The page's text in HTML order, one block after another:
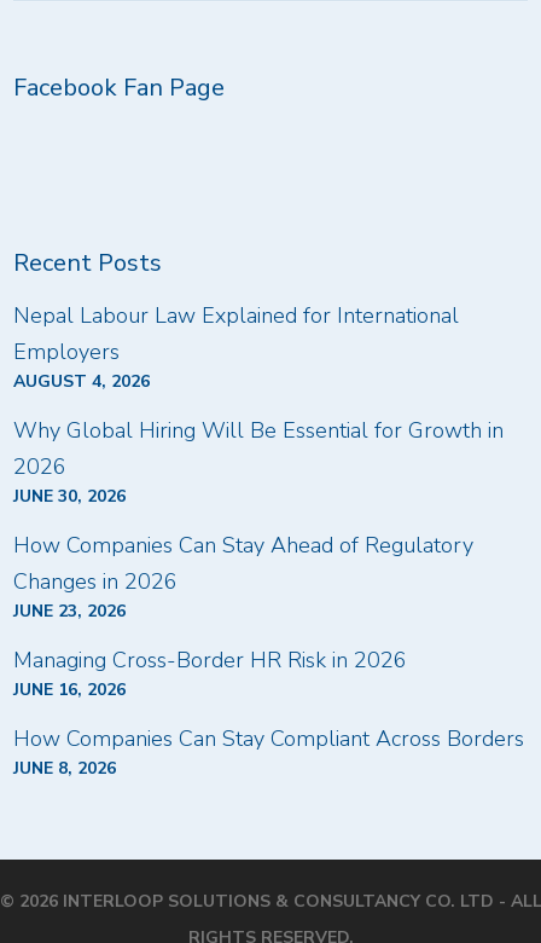
Facebook Fan Page
Recent Posts
Nepal Labour Law Explained for International
Employers
AUGUST 4, 2026
Why Global Hiring Will Be Essential for Growth in
2026
JUNE 30, 2026
How Companies Can Stay Ahead of Regulatory
Changes in 2026
JUNE 23, 2026
Managing Cross-Border HR Risk in 2026
JUNE 16, 2026
How Companies Can Stay Compliant Across Borders
JUNE 8, 2026
© 2026 INTERLOOP SOLUTIONS & CONSULTANCY CO. LTD - ALL
RIGHTS RESERVED.